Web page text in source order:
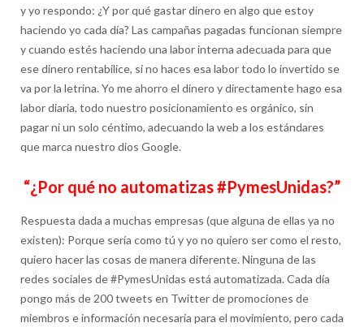
y yo respondo: ¿Y por qué gastar dinero en algo que estoy
haciendo yo cada día? Las campañas pagadas funcionan siempre
y cuando estés haciendo una labor interna adecuada para que
ese dinero rentabilice, si no haces esa labor todo lo invertido se
va por la letrina. Yo me ahorro el dinero y directamente hago esa
labor diaria, todo nuestro posicionamiento es orgánico, sin
pagar ni un solo céntimo, adecuando la web a los estándares
que marca nuestro dios Google.
“¿Por qué no automatizas #PymesUnidas?”
Respuesta dada a muchas empresas (que alguna de ellas ya no
existen): Porque sería como tú y yo no quiero ser como el resto,
quiero hacer las cosas de manera diferente. Ninguna de las
redes sociales de #PymesUnidas está automatizada. Cada día
pongo más de 200 tweets en Twitter de promociones de
miembros e información necesaria para el movimiento, pero cada